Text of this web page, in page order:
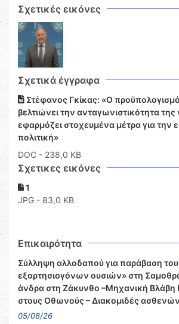
Σχετικές εικόνες
Σχετικά έγγραφα
Στέφανος Γκίκας: «Ο
βελτιώνει την ανταγωνιστικότητα της
εφαρμόζει στοχευμένα μέτρα για την
πολιτική»
DOC - 238,0 KB
Σχετικες εικόνες
1
JPG - 83,0 KB
Επικαιρότητα
Σύλληψη αλλοδαπού για παράβαση
εξαρτησιογόνων ουσιών» στη
άνδρα στη Ζάκυνθο –Μηχανική Βλάβη
στους Οθωνούς – Διακομιδές ασθενών
05/08/26